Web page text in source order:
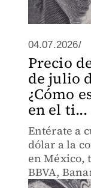
04.07.2026/
Precio
de julio
¿Cómo
en el ti...
Entérate a
dólar a la
en México,
BBVA,